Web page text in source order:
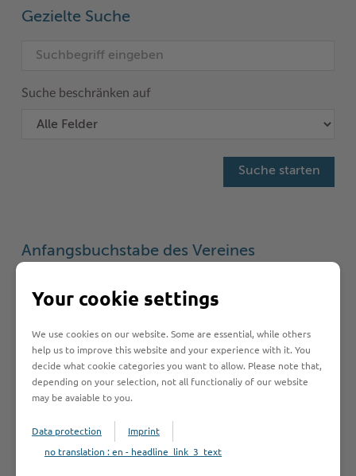
Gezielte Suche
Suche beschränken auf
Anfangsbuchstabe des Vereines
T U V W
Verein anmelden
Your cookie settings
We use cookies on our website. Some are essential, while others
help us to improve this website and your experience with it. You
decide what cookie categories you want to allow. Please note that,
depending on your selection, not all functionaliy of our website
may be avaiable to you.
Data protection
Imprint
no translation : en - headline_link_3_text